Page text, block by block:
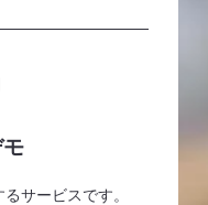
サービスです。